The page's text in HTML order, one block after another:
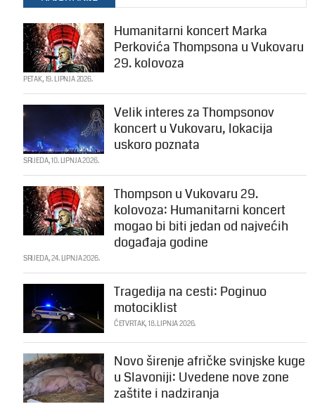
Humanitarni koncert Marka
Perkovića Thompsona u Vukovaru
29. kolovoza
PETAK, 19. LIPNJA 2026.
Velik interes za Thompsonov
koncert u Vukovaru, lokacija
uskoro poznata
SRIJEDA, 10. LIPNJA 2026.
Thompson u Vukovaru 29.
kolovoza: Humanitarni koncert
mogao bi biti jedan od najvećih
događaja godine
SRIJEDA, 24. LIPNJA 2026.
Tragedija na cesti: Poginuo
motociklist
ČETVRTAK, 18. LIPNJA 2026.
Novo širenje afričke svinjske kuge
u Slavoniji: Uvedene nove zone
zaštite i nadziranja